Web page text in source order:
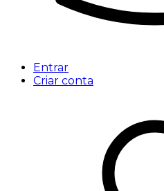
Entrar
Criar conta